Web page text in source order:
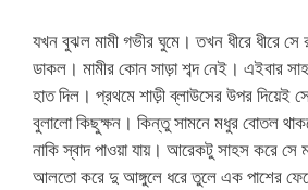
যখন বুঝল মামী গভীর ঘুমে। তখন ধীরে ধীরে সে
ডাকল। মামীর কোন সাড়া শব্দ নেই। এইবার
হাত দিল। প্রথমে শাড়ী ব্লাউসের উপর দিয়েই
বুলালো কিছুক্ষন। কিন্তু সামনে মধুর বোতল
নাকি স্বাদ পাওয়া যায়। আরেকটু সাহস করে সে
আলতো করে দু আঙ্গুলে ধরে তুলে এক পাশের